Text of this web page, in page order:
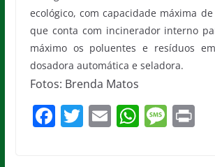
ecológico, com capacidade máxima
que conta com incinerador interno
máximo os poluentes e resíduos
dosadora automática e seladora.
Fotos: Brenda Matos
F T E W M Pr